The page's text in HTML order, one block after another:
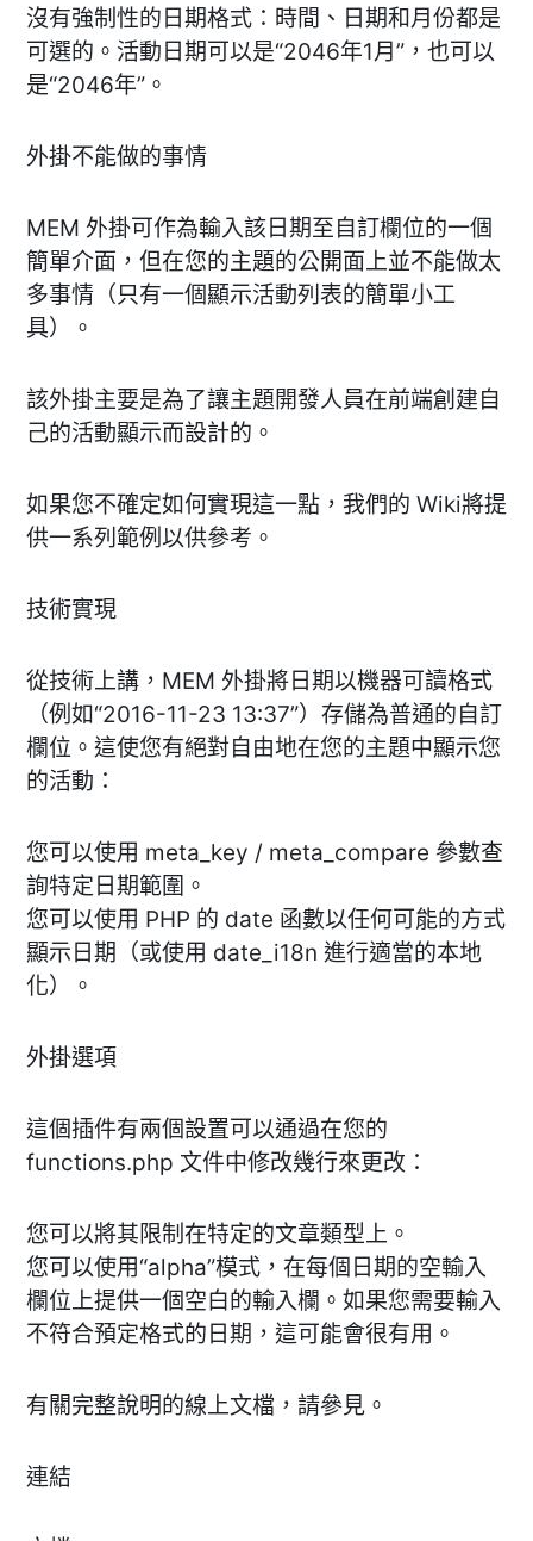
沒有強制性的日期格式：時間、日期和月份都是
可選的。活動日期可以是“2046年1月”，也可以
是“2046年”。
外掛不能做的事情
MEM 外掛可作為輸入該日期至自訂欄位的一個
簡單介面，但在您的主題的公開面上並不能做太
多事情（只有一個顯示活動列表的簡單小工
具）。
該外掛主要是為了讓主題開發人員在前端創建自
己的活動顯示而設計的。
如果您不確定如何實現這一點，我們的 Wiki將提
供一系列範例以供參考。
技術實現
從技術上講，MEM 外掛將日期以機器可讀格式
（例如“2016-11-23 13:37”）存儲為普通的自訂
欄位。這使您有絕對自由地在您的主題中顯示您
的活動：
您可以使用 meta_key / meta_compare 參數查
詢特定日期範圍。
您可以使用 PHP 的 date 函數以任何可能的方式
顯示日期（或使用 date_i18n 進行適當的本地
化）。
外掛選項
這個插件有兩個設置可以通過在您的
functions.php 文件中修改幾行來更改：
您可以將其限制在特定的文章類型上。
您可以使用“alpha”模式，在每個日期的空輸入
欄位上提供一個空白的輸入欄。如果您需要輸入
不符合預定格式的日期，這可能會很有用。
有關完整說明的線上文檔，請參見。
連結